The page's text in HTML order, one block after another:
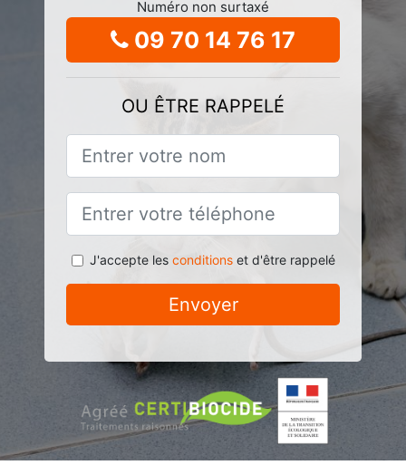
Numéro non surtaxé
09 70 14 76 17
OU ÊTRE RAPPELÉ
J'accepte les conditionset d'être rappelé
Envoyer